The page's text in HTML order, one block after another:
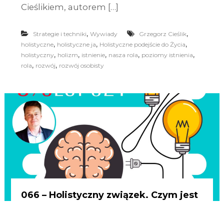
Cieślikiem, autorem […]
Strategie i techniki, Wywiady Grzegorz Cieślik,
holistyczne, holistyczne ja, Holistyczne podejście do Życia,
holistyczny, holizm, istnienie, nasza rola, poziomy istnienia,
rola, rozwój, rozwój osobisty
066 – Holistyczny związek. Czym jest